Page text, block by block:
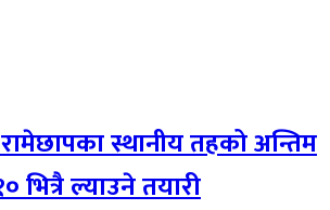
स्थानीय तहको अन्तिम
ल्याउने तयारी